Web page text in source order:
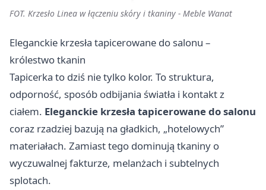
FOT. Krzesło Linea w łączeniu skóry i tkaniny - Meble Wanat
Eleganckie krzesła tapicerowane do salonu –
królestwo tkanin
Tapicerka to dziś nie tylko kolor. To struktura,
odporność, sposób odbijania światła i kontakt z
ciałem. Eleganckie krzesła tapicerowane do salonu
coraz rzadziej bazują na gładkich, „hotelowych”
materiałach. Zamiast tego dominują tkaniny o
wyczuwalnej fakturze, melanżach i subtelnych
splotach.